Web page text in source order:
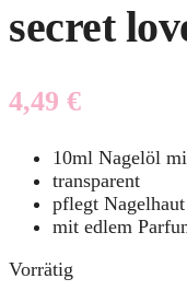
secret
4,49 €
10ml Nagelöl
transparent
pflegt
mit edlem
Vorrätig